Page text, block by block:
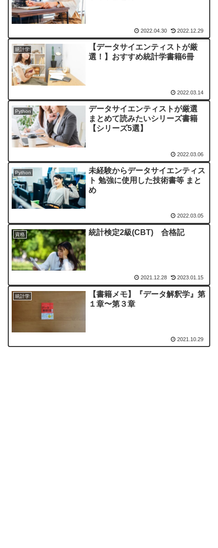
2022.04.30 2022.12.29
統計学
【データサイエンティストが厳
選！】おすすめ統計学書籍6冊
2022.03.14
Python
データサイエンティストが厳選
まとめて読みたいシリーズ書籍
【シリーズ5選】
2022.03.06
Python
未経験からデータサイエンティス
ト 勉強に使用した技術書等 まと
め
2022.03.05
資格 統計検定2級(CBT) 合格記
2021.12.28 2023.01.15
統計学
【書籍メモ】『データ解釈学』第
１章〜第３章
2021.10.29